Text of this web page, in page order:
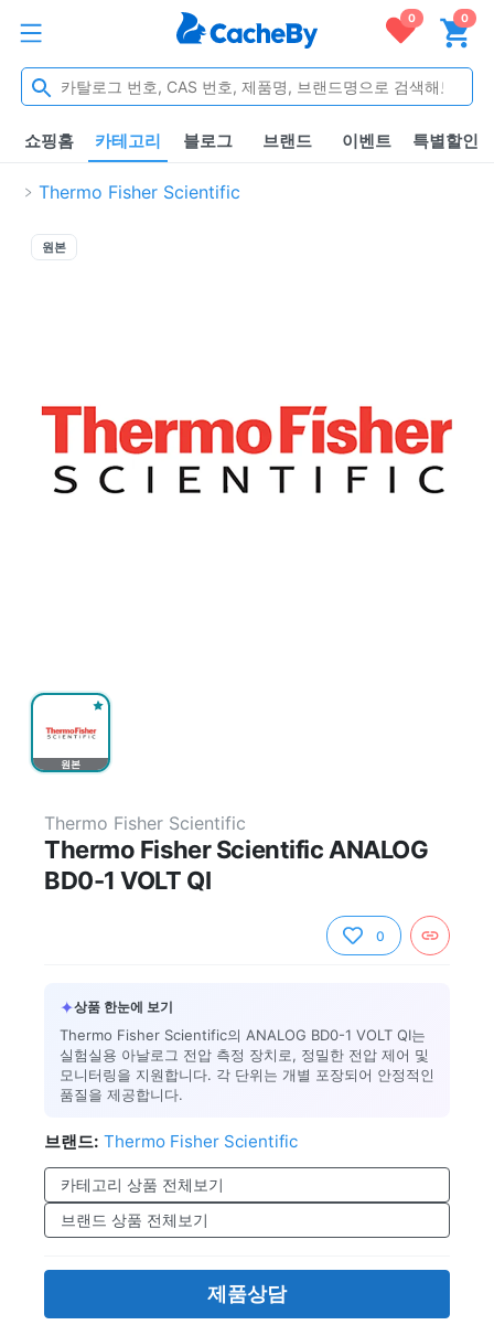
0 0
쇼핑홈 카테고리 블로그 브랜드 이벤트 특별할인
Thermo Fisher Scientific
원본
원본
Thermo Fisher Scientific
Thermo Fisher Scientific ANALOG
BD0-1 VOLT QI
0
✦상품 한눈에 보기
Thermo Fisher Scientific의 ANALOG BD0-1 VOLT QI는
실험실용 아날로그 전압 측정 장치로, 정밀한 전압 제어 및
모니터링을 지원합니다. 각 단위는 개별 포장되어 안정적인
품질을 제공합니다.
브랜드: Thermo Fisher Scientific
카테고리 상품 전체보기
브랜드 상품 전체보기
제품상담